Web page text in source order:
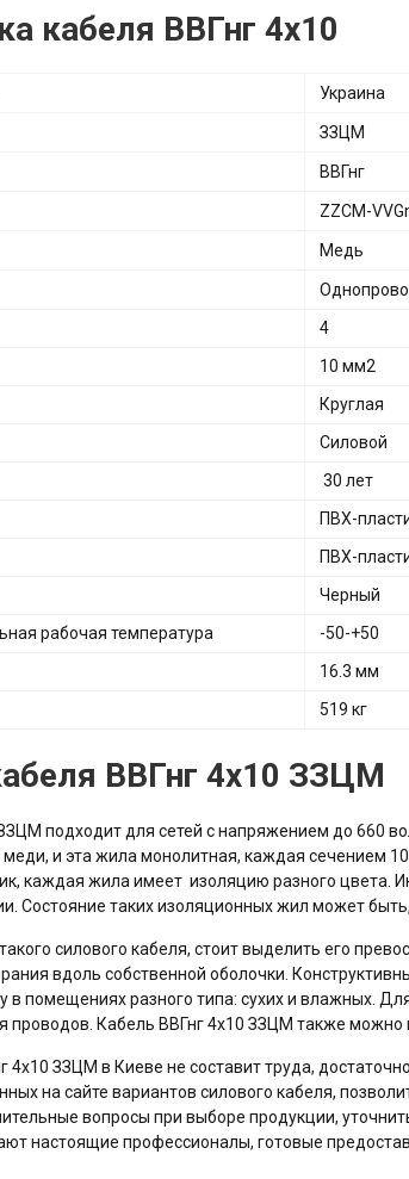
кабеля ВВГнг 4х10
Украина
ЗЗЦМ
ВВГнг
ZZCM-
Медь
4
10 мм2
Круглая
Силовой
30 лет
ПВХ-
ПВХ-
Черный
рабочая температура
-50-+50
16.3 мм
519 кг
ВВГнг 4х10 ЗЗЦМ
подходит для сетей с напряжением до 660
меди, и эта жила монолитная, каждая сечением
каждая жила имеет изоляцию разного цвета.
Состояние таких изоляционных жил может
силового кабеля, стоит выделить его
вдоль собственной оболочки.
в помещениях разного типа: сухих и влажных.
проводов. Кабель ВВГнг 4х10 ЗЗЦМ также можно
4х10 ЗЗЦМ в Киеве не составит труда,
на сайте вариантов силового кабеля,
вопросы при выборе продукции,
настоящие профессионалы, готовые